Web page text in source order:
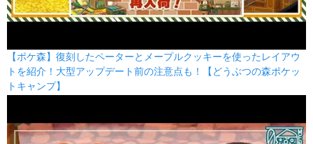
【ポケ森】復刻したペーターとメープルクッキーを使ったレイアウ
トを紹介！大型アップデート前の注意点も！【どうぶつの森ポケッ
トキャンプ】